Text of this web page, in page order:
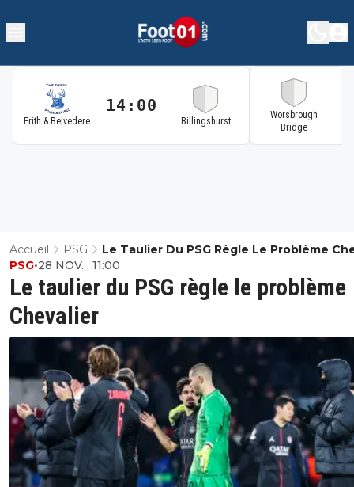
Erith & Belvedere
14:00
Billingshurst
Worsbrough
Bridge
Accueil PSG Le Taulier Du PSG Règle Le Problème
Le taulier du PSG règle le problème
Chevalier
PSG•28 NOV. , 11:00